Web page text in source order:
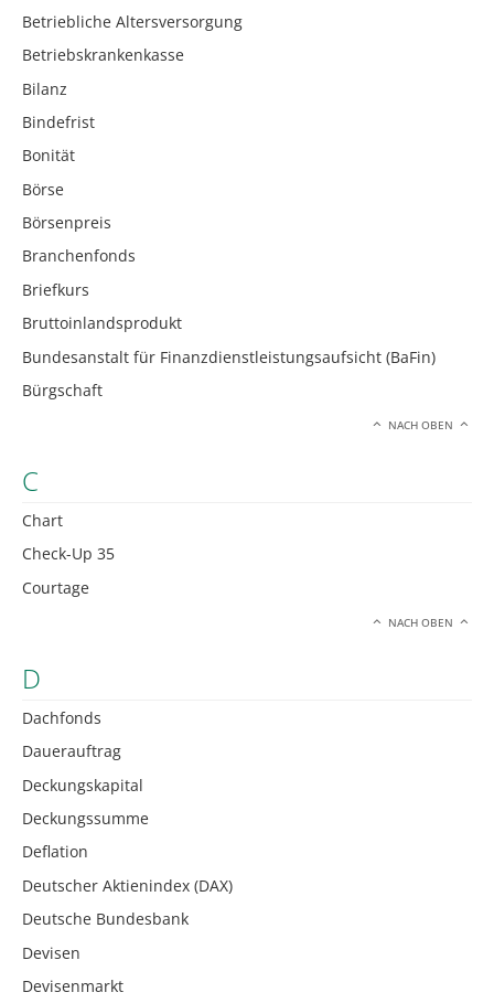
Betriebliche Altersversorgung
Betriebskrankenkasse
Bilanz
Bindefrist
Bonität
Börse
Börsenpreis
Branchenfonds
Briefkurs
Bruttoinlandsprodukt
Bundesanstalt für Finanzdienstleistungsaufsicht (BaFin)
Bürgschaft
NACH OBEN
C
Chart
Check-Up 35
Courtage
NACH OBEN
D
Dachfonds
Dauerauftrag
Deckungskapital
Deckungssumme
Deflation
Deutscher Aktienindex (DAX)
Deutsche Bundesbank
Devisen
Devisenmarkt